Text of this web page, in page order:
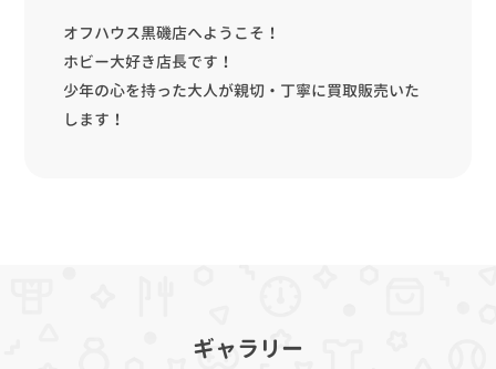
オフハウス黒磯店へようこそ！
ホビー大好き店長です！
少年の心を持った大人が親切・丁寧に買取販売いた
します！
ギャラリー